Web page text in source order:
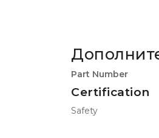
Part Number
Certification
Safety